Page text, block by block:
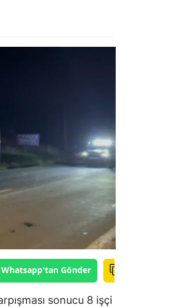
Whatsapp'tan Gönder
sonucu 8 işçi